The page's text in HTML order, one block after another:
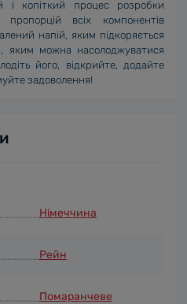
і копіткий процес розробки
пропорцій всіх компонентів
напій, яким підкоряється
яким можна насолоджуватися
його, відкрийте, додайте
задоволення!
Німеччина
Рейн
Помаранчеве